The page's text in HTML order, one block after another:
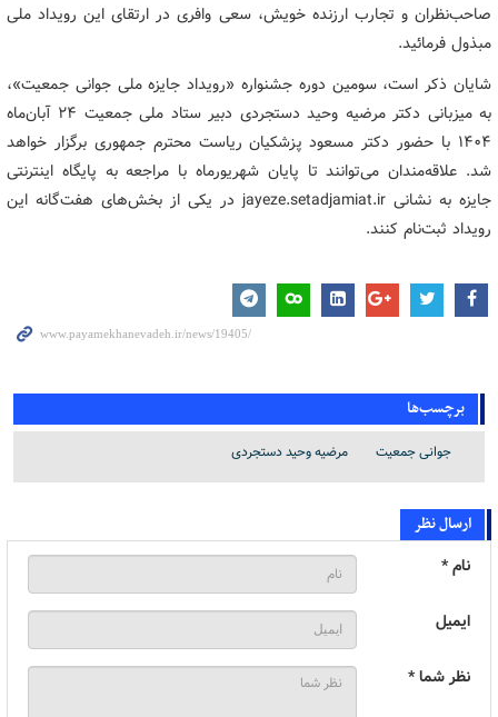
صاحب‌نظران و تجارب ارزنده خویش، سعی وافری در ارتقای این رویداد ملی
مبذول فرمائید.
شایان ذکر است‌، سومین دوره جشنواره «رویداد جایزه ملی جوانی جمعیت»،
به میزبانی دکتر مرضیه وحید دستجردی دبیر ستاد ملی جمعیت ۲۴ آبان‌ماه
۱۴۰۴ با حضور دکتر مسعود پزشکیان ریاست محترم جمهوری برگزار خواهد
شد. علاقه‌مندان می‌توانند تا پایان شهریورماه با مراجعه به پایگاه اینترنتی
جایزه به نشانی jayeze.setadjamiat.ir در یکی از بخش‌های هفت‌گانه این
رویداد ثبت‌نام کنند.
برچسب‌ها
جوانی جمعیت مرضیه وحید دستجردی
ارسال نظر
نام *
ایمیل
نظر شما *